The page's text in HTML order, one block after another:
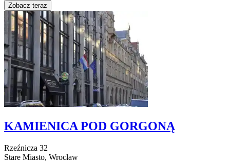
Zobacz teraz
KAMIENICA POD GORGONĄ
Rzeźnicza 32
Stare Miasto, Wrocław